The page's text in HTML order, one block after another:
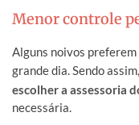
Menor controle
Alguns noivos
grande dia. Sendo
escolher a assessoria
necessária.